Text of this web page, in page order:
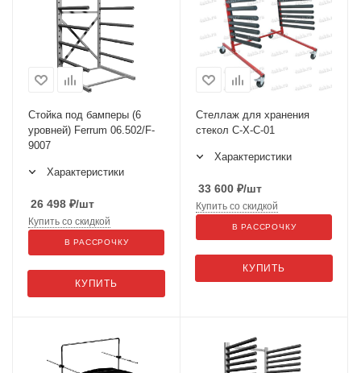
Стойка под бамперы (6
уровней) Ferrum 06.502/F-
9007
Характеристики
26 498 ₽/шт
КУПИТЬ
Купить со скидкой
В РАССРОЧКУ
Стеллаж для хранения
стекол С-Х-С-01
Характеристики
33 600 ₽/шт
КУПИТЬ
Купить со скидкой
В РАССРОЧКУ